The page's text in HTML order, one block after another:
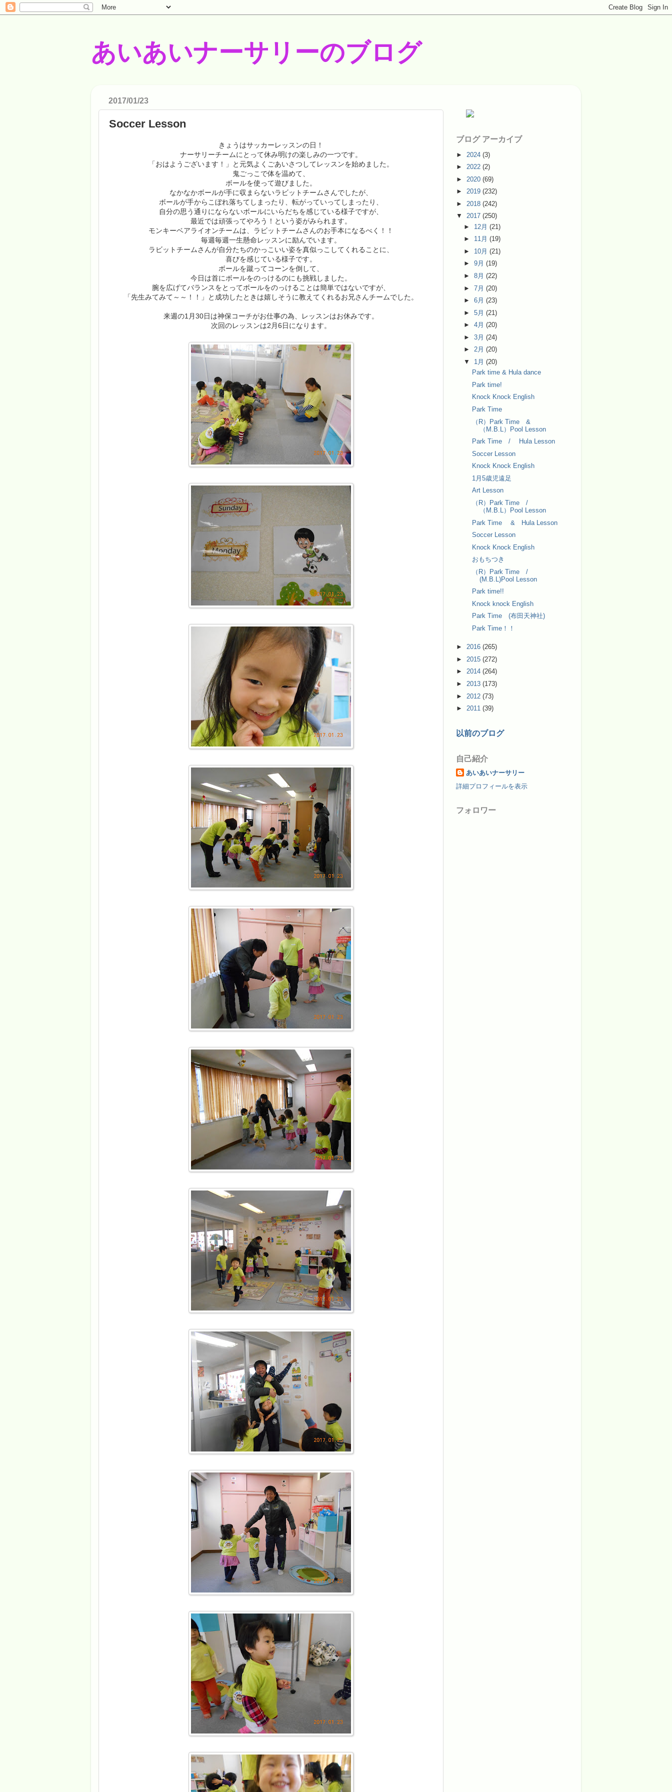
あいあいナーサリーのブログ
2017/01/23
Soccer Lesson
きょうはサッカーレッスンの日！
ナーサリーチームにとって休み明けの楽しみの一つです。
「おはようございます！」と元気よくごあいさつしてレッスンを始めました。
鬼ごっこで体を温めて、
ボールを使って遊びました。
なかなかボールが手に収まらないラビットチームさんでしたが、
ボールが手からこぼれ落ちてしまったり、転がっていってしまったり、
自分の思う通りにならないボールにいらだちを感じている様子ですが、
最近では頑張ってやろう！という姿がみられます。
モンキーベアライオンチームは、ラビットチームさんのお手本になるべく！！
毎週毎週一生懸命レッスンに励んでいます。
ラビットチームさんが自分たちのかっこいい姿を真似っこしてくれることに、
喜びを感じている様子です。
ボールを蹴ってコーンを倒して、
今日は首にボールをのっけるのにも挑戦しました。
腕を広げてバランスをとってボールをのっけることは簡単ではないですが、
「先生みてみて～～！！」と成功したときは嬉しそうに教えてくれるお兄さんチームでした。
来週の1月30日は神保コーチがお仕事の為、レッスンはお休みです。
次回のレッスンは2月6日になります。
ブログ アーカイブ
► 2024 (3)
► 2022 (2)
► 2020 (69)
► 2019 (232)
► 2018 (242)
▼ 2017 (250)
► 12月(21)
► 11月(19)
► 10月(21)
►9月(19)
►8月(22)
►7月(20)
►6月(23)
►5月(21)
►4月(20)
►3月(24)
►2月(20)
▼ 1月(20)
Park time & Hula dance
Park time!
Knock Knock English
Park Time
（R）Park Time &
（M.B.L）Pool Lesson
Park Time / Hula Lesson
Soccer Lesson
Knock Knock English
1月5歳児遠足
Art Lesson
（R）Park Time /
（M.B.L）Pool Lesson
Park Time & Hula Lesson
Soccer Lesson
Knock Knock English
おもちつき
（R）Park Time /
(M.B.L)Pool Lesson
Park time!!
Knock knock English
Park Time (布田天神社)
Park Time！！
► 2016 (265)
► 2015 (272)
► 2014 (264)
► 2013 (173)
► 2012 (73)
► 2011 (39)
以前のブログ
自己紹介
あいあいナーサリー
詳細プロフィールを表示
フォロワー